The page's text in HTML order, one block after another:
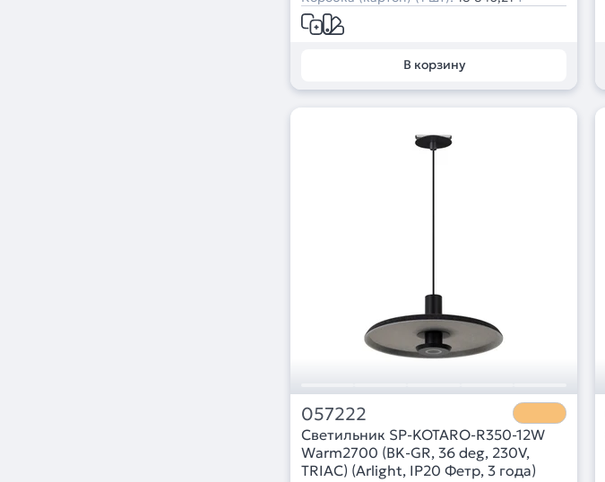
В корзину
057222
Светильник SP-KOTARO-R350-12W
Warm2700 (BK-GR, 36 deg, 230V,
TRIAC) (Arlight, IP20 Фетр, 3 года)